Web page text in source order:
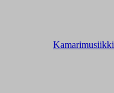
Kamarimusiikki